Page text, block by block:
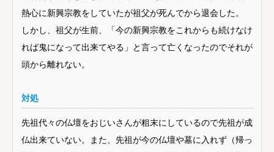
熱心に新興宗教をしていたが祖父が死んでから退会した。
しかし、祖父が生前、「今の新興宗教をこれからも続けなけ
れば鬼になって出来てやる」と言って亡くなったのでそれが
頭から離れない。
対処
先祖代々の仏壇をおじいさんが粗末にしているので先祖が成
仏出来ていない。また、先祖が今の仏壇や墓に入れず（帰っ